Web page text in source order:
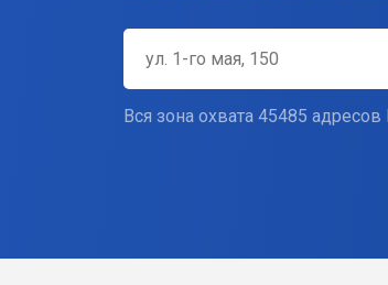
Вся зона охвата 45485 адресов